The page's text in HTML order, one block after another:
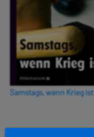
Samstags, wenn Krieg ist